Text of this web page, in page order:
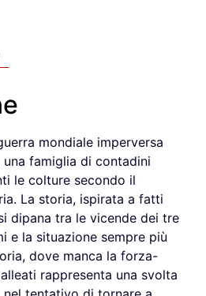
mondiale imperversa
famiglia di contadini
le colture secondo il
La storia, ispirata a fatti
dipana tra le vicende dei tre
e la situazione sempre più
dove manca la forza-
rappresenta una svolta